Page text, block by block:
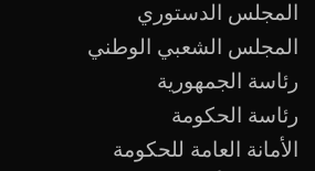
المجلس الدستوري
المجلس الشعبي الوطني
رئاسة الجمهورية
رئاسة الحكومة
الأمانة العامة للحكومة